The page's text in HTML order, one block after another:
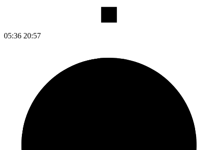
05:36 20:57